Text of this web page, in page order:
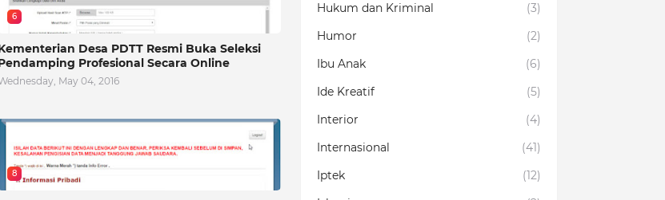
6
Desa PDTT Resmi Buka Seleksi
Profesional Secara Online
May 04, 2016
8
Hukum dan Kriminal
(3)
Humor
(2)
Ibu Anak
(6)
Ide Kreatif
(5)
Interior
(4)
Internasional
(41)
Iptek
(12)